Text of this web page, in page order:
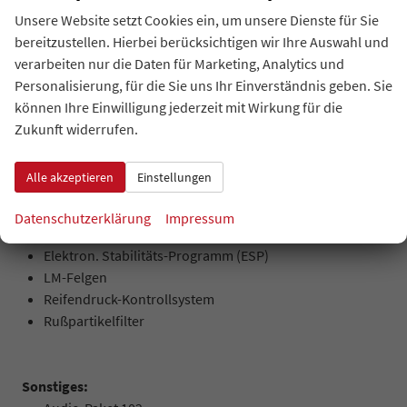
Außenspiegel elektr. verstell- und heizbar
Blinkleuchte in Außenspiegel integriert
Dachreling
Heckklappe Easy Lift (Pick-Up)
Heckklappenentriegelung elektrisch (ohne Schloss)
Kotflügelverbreiterung
Räder & Technik:
Elektron. Stabilitäts-Programm (ESP)
LM-Felgen
Reifendruck-Kontrollsystem
Rußpartikelfilter
Sonstiges:
Unsere Website setzt Cookies ein, um unsere Dienste für Sie
bereitzustellen. Hierbei berücksichtigen wir Ihre Auswahl und
verarbeiten nur die Daten für Marketing, Analytics und
Personalisierung, für die Sie uns Ihr Einverständnis geben. Sie
können Ihre Einwilligung jederzeit mit Wirkung für die
Zukunft widerrufen.
Alle akzeptieren Einstellungen
Datenschutzerklärung Impressum